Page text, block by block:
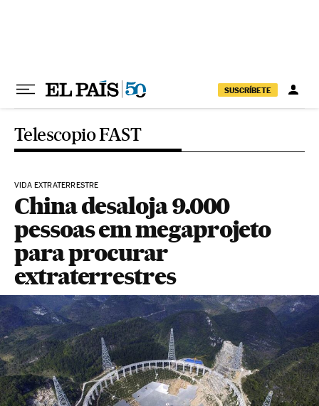
SUSCRÍBETE
Telescopio FAST
VIDA EXTRATERRESTRE
China desaloja 9.000
pessoas em megaprojeto
para procurar
extraterrestres